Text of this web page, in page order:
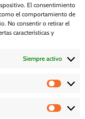
El consentimiento
el comportamiento de
No consentir o retirar el
características y
Siempre activo
Suscribirme